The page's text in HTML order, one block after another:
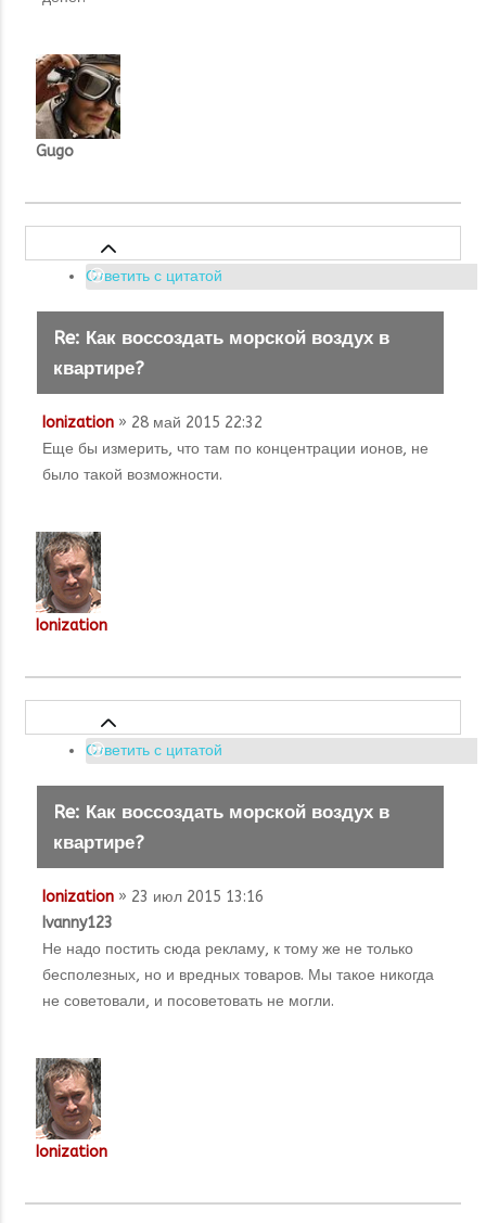
Gugo
Ответить с цитатой
Re: Как воссоздать морской воздух в
квартире?
Ionization » 28 май 2015 22:32
Еще бы измерить, что там по концентрации ионов, не
было такой возможности.
Ionization
Ответить с цитатой
Re: Как воссоздать морской воздух в
квартире?
Ionization » 23 июл 2015 13:16
Ivanny123
Не надо постить сюда рекламу, к тому же не только
бесполезных, но и вредных товаров. Мы такое никогда
не советовали, и посоветовать не могли.
Ionization